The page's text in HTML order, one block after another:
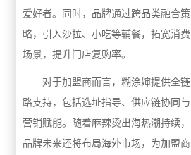
爱好者。同时，品牌通过跨品类融合策
略，引入沙拉、小吃等辅餐，拓宽消费
场景，提升门店复购率。
对于加盟商而言，糊涂婶提供全链
路支持，包括选址指导、供应链协同与
营销赋能。随着麻辣烫出海热潮持续，
品牌未来还将布局海外市场，为加盟商